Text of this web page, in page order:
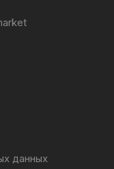
данных